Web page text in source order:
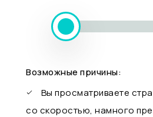
Возможные причины:
Вы просматриваете
со скоростью, намного